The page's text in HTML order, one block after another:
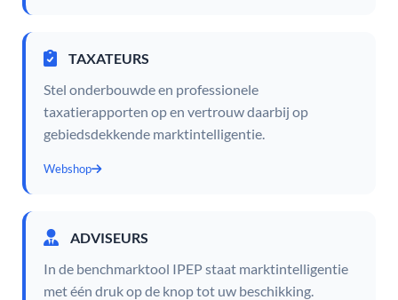
TAXATEURS
Stel onderbouwde en professionele
taxatierapporten op en vertrouw daarbij op
gebiedsdekkende marktintelligentie.
Webshop
ADVISEURS
In de benchmarktool IPEP staat marktintelligentie
met één druk op de knop tot uw beschikking.